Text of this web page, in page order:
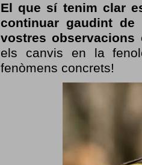
El que sí tenim clar
continuar gaudint
vostres
els canvis en la
fenòmens concrets!